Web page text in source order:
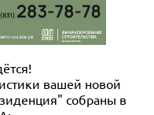
вашей новой
собраны в